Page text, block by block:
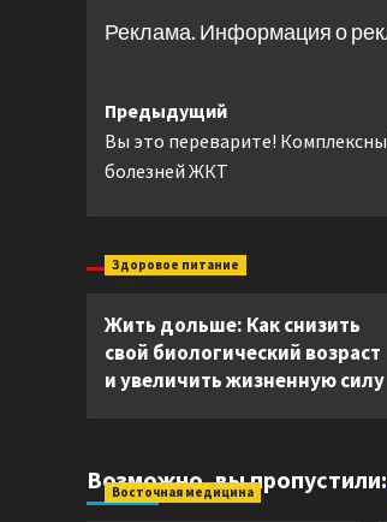
Реклама. Информация о
Навигация
записи
Предыдущий
Вы это переварите!
болезней ЖКТ
Здоровое питание
Жить дольше: Как снизить
свой биологический возраст
и увеличить жизненную силу
Возможно, вы пропустили:
Восточная медицина